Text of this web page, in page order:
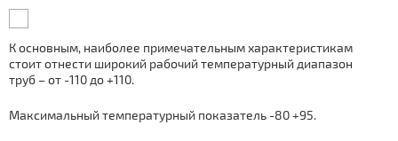
К основным, наиболее примечательным характеристикам
стоит отнести широкий рабочий температурный диапазон
тpуб – от -110 до +110.
Максимальный температурный показатель -80 +95.